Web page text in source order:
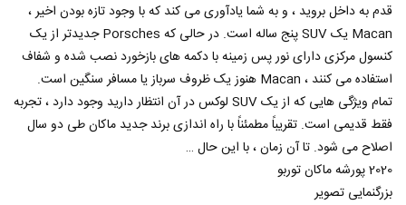
قدم به داخل بروید ، و به شما یادآوری می کند که با وجود تازه بودن اخیر ،
Macan یک SUV پنج ساله است. در حالی که Porsches جدیدتر از یک
کنسول مرکزی دارای نور پس زمینه با دکمه های بازخورد نصب شده و شفاف
استفاده می کنند ، Macan هنوز یک ظروف سرباز یا مسافر سنگین است.
تمام ویژگی هایی که از یک SUV لوکس در آن انتظار دارید وجود دارد ، تجربه
فقط قدیمی است. تقریباً مطمئناً با راه اندازی برند جدید ماکان طی دو سال
اصلاح می شود. تا آن زمان ، با این حال …
2020 پورشه ماکان توربو
بزرگنمایی تصویر